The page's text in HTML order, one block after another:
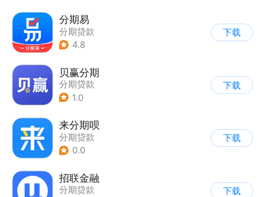
分期易
分期贷款
4.8
下载
贝赢分期
分期贷款
1.0
下载
来分期呗
分期贷款
0.0
下载
招联金融
分期贷款
下载